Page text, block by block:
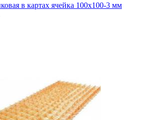
в картах ячейка 100х100-3 мм